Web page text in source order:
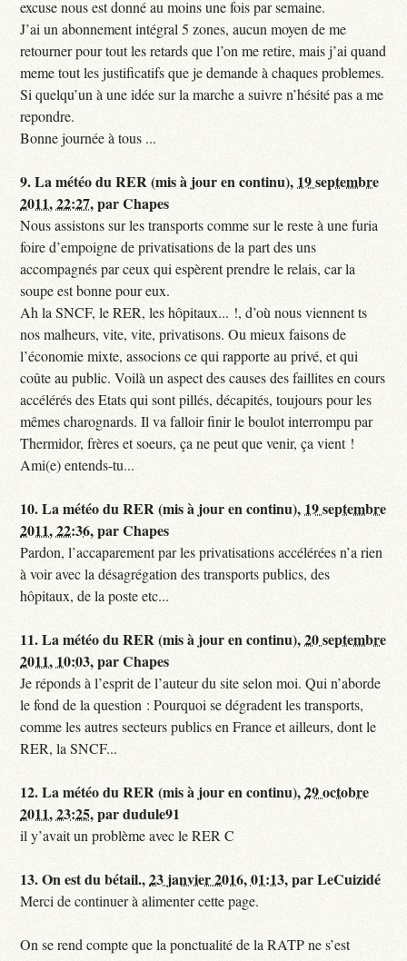
excuse nous est donné au moins une fois par semaine.
J’ai un abonnement intégral 5 zones, aucun moyen de me
retourner pour tout les retards que l’on me retire, mais j’ai quand
meme tout les justificatifs que je demande à chaques problemes.
Si quelqu’un à une idée sur la marche a suivre n’hésité pas a me
repondre.
Bonne journée à tous ...
9.La météo du RER (mis à jour en continu), 19 septembre
2011, 22:27,parChapes
Nous assistons sur les transports comme sur le reste à une furia
foire d’empoigne de privatisations de la part des uns
accompagnés par ceux qui espèrent prendre le relais, car la
soupe est bonne pour eux.
Ah la SNCF, le RER, les hôpitaux... !, d’où nous viennent ts
nos malheurs, vite, vite, privatisons. Ou mieux faisons de
l’économie mixte, associons ce qui rapporte au privé, et qui
coûte au public. Voilà un aspect des causes des faillites en cours
accélérés des Etats qui sont pillés, décapités, toujours pour les
mêmes charognards. Il va falloir finir le boulot interrompu par
Thermidor, frères et soeurs, ça ne peut que venir, ça vient !
Ami(e) entends-tu...
10.La météo du RER (mis à jour en continu), 19 septembre
2011, 22:36,parChapes
Pardon, l’accaparement par les privatisations accélérées n’a rien
à voir avec la désagrégation des transports publics, des
hôpitaux, de la poste etc...
11.La météo du RER (mis à jour en continu),20 septembre
2011, 10:03,parChapes
Je réponds à l’esprit de l’auteur du site selon moi. Qui n’aborde
le fond de la question : Pourquoi se dégradent les transports,
comme les autres secteurs publics en France et ailleurs, dont le
RER, la SNCF...
12.La météo du RER (mis à jour en continu),29 octobre
2011, 23:25,pardudule91
il y’avait un problème avec le RER C
13.On est du bétail.,23 janvier 2016, 01:13,parLeCuizidé
Merci de continuer à alimenter cette page.
On se rend compte que la ponctualité de la RATP ne s’est